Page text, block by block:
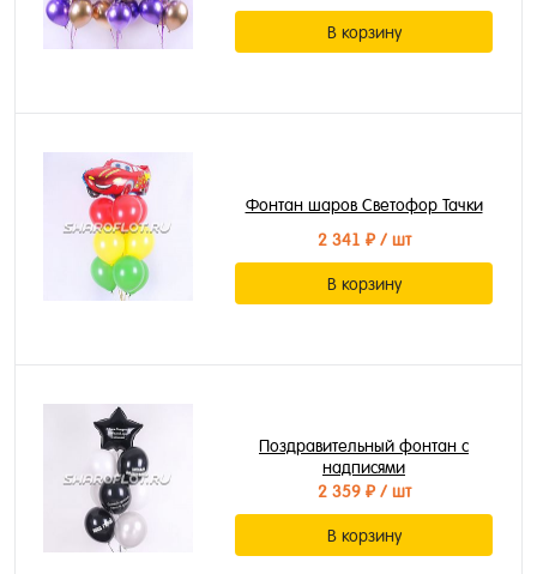
В корзину
Фонтан шаров Светофор Тачки
2 341 ₽/ шт
В корзину
Поздравительный фонтан с
надписями
2 359 ₽/ шт
В корзину